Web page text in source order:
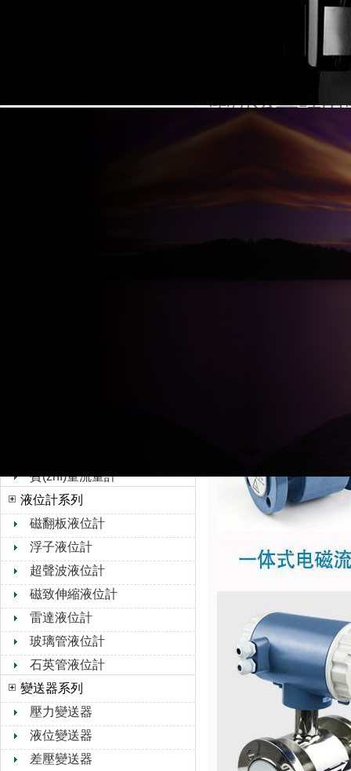
質(zhì)量流量計
液位計系列
磁翻板液位計
浮子液位計
超聲波液位計
磁致伸縮液位計
雷達液位計
玻璃管液位計
石英管液位計
變送器系列
壓力變送器
液位變送器
差壓變送器
水流量計產
1.1電磁流量
電磁流量計
兩大部分組
電磁流量計是
用于測量封
應用于石油化
理、環
(nóng)業